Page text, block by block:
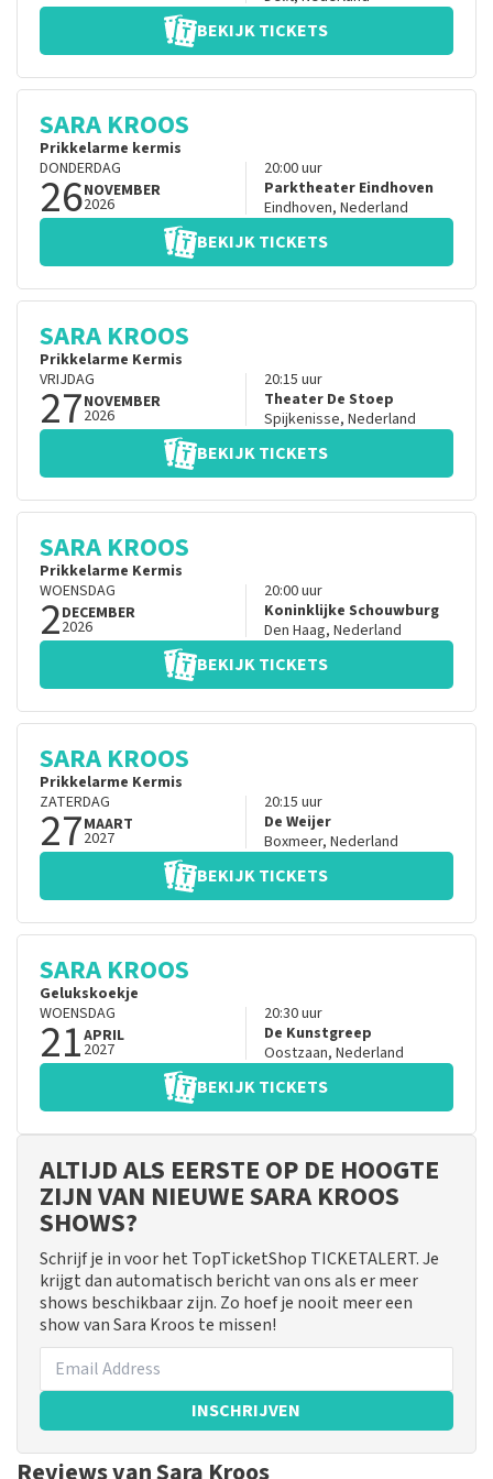
BEKIJK TICKETS
SARA KROOS
Prikkelarme kermis
DONDERDAG
26NOVEMBER
2026
20:00uur
Parktheater Eindhoven
Eindhoven, Nederland
BEKIJK TICKETS
SARA KROOS
Prikkelarme Kermis
VRIJDAG
27NOVEMBER
2026
20:15 uur
Theater De Stoep
Spijkenisse, Nederland
BEKIJK TICKETS
SARA KROOS
Prikkelarme Kermis
WOENSDAG
2DECEMBER
2026
20:00uur
Koninklijke Schouwburg
Den Haag, Nederland
BEKIJK TICKETS
SARA KROOS
Prikkelarme Kermis
ZATERDAG
27MAART
2027
20:15 uur
De Weijer
Boxmeer, Nederland
BEKIJK TICKETS
SARA KROOS
Gelukskoekje
WOENSDAG
21APRIL
2027
20:30uur
De Kunstgreep
Oostzaan, Nederland
BEKIJK TICKETS
ALTIJD ALS EERSTE OP DE HOOGTE
ZIJN VAN NIEUWE SARA KROOS
SHOWS?
Schrijf je in voor het TopTicketShop TICKETALERT. Je
krijgt dan automatisch bericht van ons als er meer
shows beschikbaar zijn. Zo hoef je nooit meer een
show van Sara Kroos te missen!
INSCHRIJVEN